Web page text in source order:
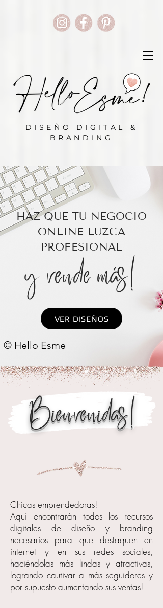
DISEÑO DIGITAL &
BRANDING
HAZ QUE TU NEGOCIO
ONLINE LUZCA
PROFESIONAL
y vende más!
VER DISEÑOS
© Hello Esme
Bienvenidas!
Chicas emprendedoras!
Aquí encontrarán todos los recursos
digitales de diseño y branding
necesarios para que destaquen en
internet y en sus redes sociales,
haciéndolas más lindas y atractivas,
logrando cautivar a más seguidores y
por supuesto aumentando sus ventas!